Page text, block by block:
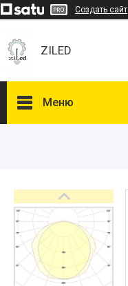
Создать сайт
ZILED
Меню
ФАРЛАЙТ
АСТЗ
NLCO
INNOLUX